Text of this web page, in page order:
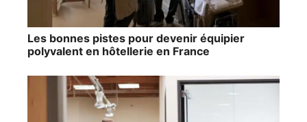
Les bonnes pistes pour devenir équipier
polyvalent en hôtellerie en France